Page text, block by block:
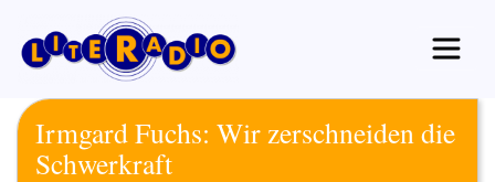
Inhalt
springen
Irmgard Fuchs: Wir zerschneiden die
Schwerkraft